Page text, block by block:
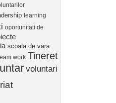
learning
oportunitati de
scoala de vara
work Tineret
voluntari